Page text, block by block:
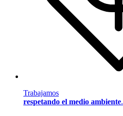
Trabajamos
respetando el medio ambiente.